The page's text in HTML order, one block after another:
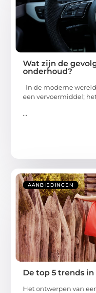
Wat zijn de
onderhoud?
In de moderne
een vervoermiddel;
...
AANBIEDINGEN
De top 5 trends
Het ontwerpen van